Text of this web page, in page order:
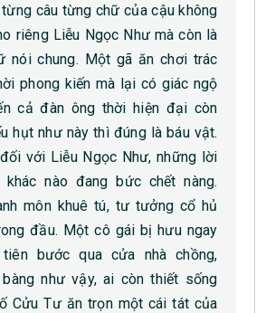
câu từng chữ của cậu không
riêng Liễu Ngọc Như mà còn là
nói chung. Một gã ăn chơi trác
phong kiến mà lại có giác ngộ
cả đàn ông thời hiện đại còn
hụt như này thì đúng là báu vật.
với Liễu Ngọc Như, những lời
khác nào đang bức chết nàng.
môn khuê tú, tư tưởng cổ hủ
đầu. Một cô gái bị hưu ngay
bước qua cửa nhà chồng,
bàng như vậy, ai còn thiết sống
Cửu Tư ăn trọn một cái tát của